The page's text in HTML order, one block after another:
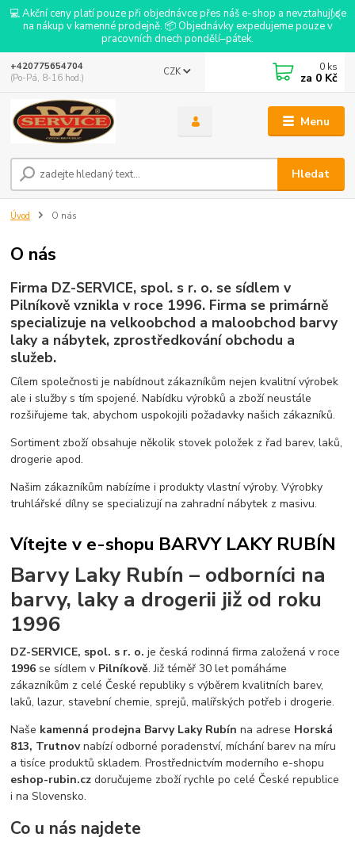
💻 Akční ceny platí pouze při objednávce přes náš e-shop a nevztahují se
na nákup v kamenné prodejně. 📦 Objednávky expedujeme pouze v
pracovních dnech pondělí–pátek.
Menu
CZK
Hledat
+420775654704
(Po-Pá, 8-16 hod.)
0 ks
za 0 Kč
Úvod O nás
O nás
Firma DZ-SERVICE, spol. s r. o. se sídlem v
Pilníkově vznikla v roce 1996. Firma se primárně
specializuje na velkoobchod a maloobchod barvy
laky a nábytek, zprostředkování obchodu a
služeb.
Cílem společnosti je nabídnout zákazníkům nejen kvalitní výrobek
ale i služby s tím spojené. Nabídku výrobků a zboží neustále
rozšiřujeme tak, abychom uspokojili požadavky našich zákazníků.
Sortiment zboží obsahuje několik stovek položek z řad barev, laků,
drogerie apod.
Našim zákazníkům nabízíme i produkty vlastní výroby. Výrobky
truhlářské dílny se specializují na zahradní nábytek z masivu.
Vítejte v e-shopu BARVY LAKY RUBÍN
Barvy Laky Rubín – odborníci na
barvy, laky a drogerii již od roku
1996
DZ-SERVICE, spol. s r. o. je česká rodinná firma založená v roce
1996 se sídlem v Pilníkově. Již téměř 30 let pomáháme
zákazníkům z celé České republiky s výběrem kvalitních barev,
laků, lazur, stavební chemie, sprejů, malířských potřeb i drogerie.
Naše kamenná prodejna Barvy Laky Rubín na adrese Horská
813, Trutnovnabízí odborné poradenství, míchání barev na míru
a tisíce produktů skladem. Prostřednictvím moderního e-shopu
eshop-rubin.cz doručujeme zboží rychle po celé České republice
i na Slovensko.
Co u nás najdete